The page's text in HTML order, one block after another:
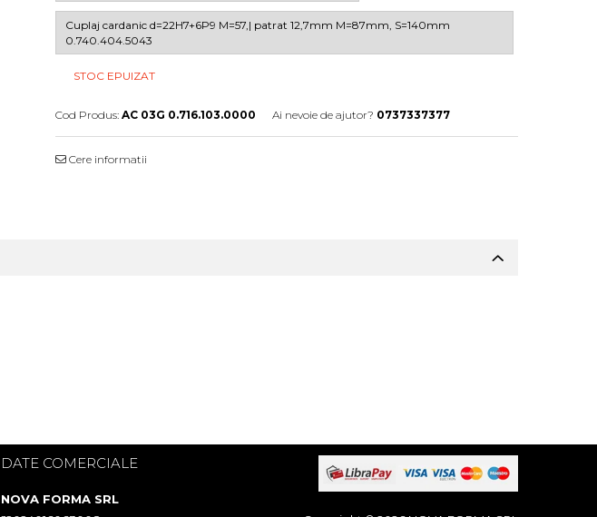
Cuplaj cardanic d=22H7+6P9 M=57,| patrat 12,7mm M=87mm, S=140mm
0.740.404.5043
STOC EPUIZAT
Cod Produs: AC 03G 0.716.103.0000 Ai nevoie de ajutor? 0737337377
Cere informatii
DATE COMERCIALE
NOVA FORMA SRL